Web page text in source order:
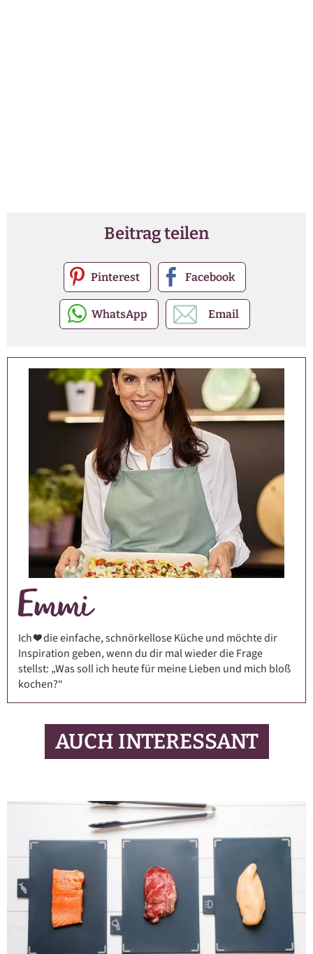
Beitrag teilen
Pinterest Facebook
WhatsApp Email
Ich ❤️ die einfache, schnörkellose Küche und möchte dir
Inspiration geben, wenn du dir mal wieder die Frage
stellst: „Was soll ich heute für meine Lieben und mich bloß
kochen?“
AUCH INTERESSANT